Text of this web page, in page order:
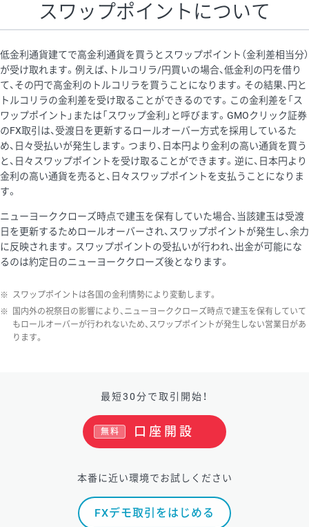
スワップポイントについて
低金利通貨建てで高金利通貨を買うとスワップポイント（金利差相当分）
が受け取れます。例えば、トルコリラ/円買いの場合、低金利の円を借り
て、その円で高金利のトルコリラを買うことになります。その結果、円と
トルコリラの金利差を受け取ることができるのです。この金利差を「ス
ワップポイント」または「スワップ金利」と呼びます。GMOクリック証券
のFX取引は、受渡日を更新するロールオーバー方式を採用しているた
め、日々受払いが発生します。つまり、日本円より金利の高い通貨を買う
と、日々スワップポイントを受け取ることができます。逆に、日本円より
金利の高い通貨を売ると、日々スワップポイントを支払うことになりま
す。
ニューヨーククローズ時点で建玉を保有していた場合、当該建玉は受渡
日を更新するためロールオーバーされ、スワップポイントが発生し、余力
に反映されます。スワップポイントの受払いが行われ、出金が可能にな
るのは約定日のニューヨーククローズ後となります。
※ スワップポイントは各国の金利情勢により変動します。
※
国内外の祝祭日の影響により、ニューヨーククローズ時点で建玉を保有していて
もロールオーバーが行われないため、スワップポイントが発生しない営業日があ
ります。
最短30分で取引開始！
口座開設
無料
本番に近い環境でお試しください
FXデモ取引をはじめる